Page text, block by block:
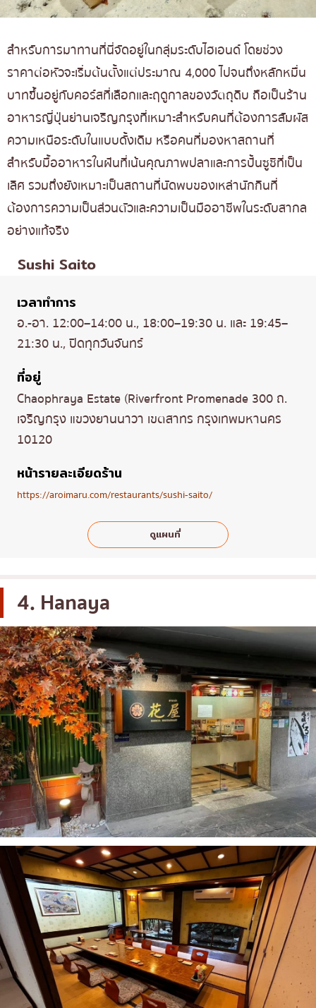
สำหรับการมาทานที่นี่จัดอยู่ในกลุ่มระดับไฮเอนด์ โดยช่วง
ราคาต่อหัวจะเริ่มต้นตั้งแต่ประมาณ 4,000 ไปจนถึงหลักหมื่น
บาทขึ้นอยู่กับคอร์สที่เลือกและฤดูกาลของวัตถุดิบ ถือเป็นร้าน
อาหารญี่ปุ่นย่านเจริญกรุงที่เหมาะสำหรับคนที่ต้องการสัมผัส
ความเหนือระดับในแบบดั้งเดิม หรือคนที่มองหาสถานที่
สำหรับมื้ออาหารในฝันที่เน้นคุณภาพปลาและการปั้นซูชิที่เป็น
เลิศ รวมถึงยังเหมาะเป็นสถานที่นัดพบของเหล่านักกินที่
ต้องการความเป็นส่วนตัวและความเป็นมืออาชีพในระดับสากล
อย่างแท้จริง
Sushi Saito
เวลาทำการ
อ.-อา. 12:00–14:00 น., 18:00–19:30 น. และ 19:45–
21:30 น., ปิดทุกวันจันทร์
ที่อยู่
Chaophraya Estate (Riverfront Promenade 300 ถ.
เจริญกรุง แขวงยานนาวา เขตสาทร กรุงเทพมหานคร
10120
หน้ารายละเอียดร้าน
https://aroimaru.com/restaurants/sushi-saito/
ดูแผนที่
4. Hanaya